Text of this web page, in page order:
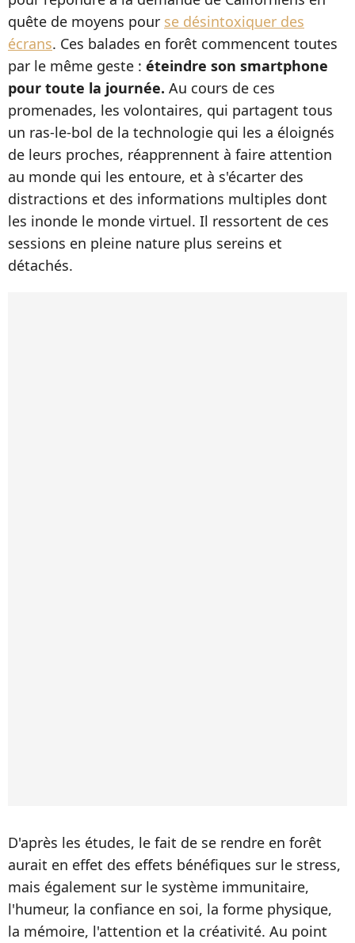
quête de moyens pour se désintoxiquer des
écrans. Ces balades en forêt commencent toutes
par le même geste : éteindre son smartphone
pour toute la journée. Au cours de ces
promenades, les volontaires, qui partagent tous
un ras-le-bol de la technologie qui les a éloignés
de leurs proches, réapprennent à faire attention
au monde qui les entoure, et à s'écarter des
distractions et des informations multiples dont
les inonde le monde virtuel. Il ressortent de ces
sessions en pleine nature plus sereins et
détachés.
D'après les études, le fait de se rendre en forêt
aurait en effet des effets bénéfiques sur le stress,
mais également sur le système immunitaire,
l'humeur, la confiance en soi, la forme physique,
la mémoire, l'attention et la créativité. Au point